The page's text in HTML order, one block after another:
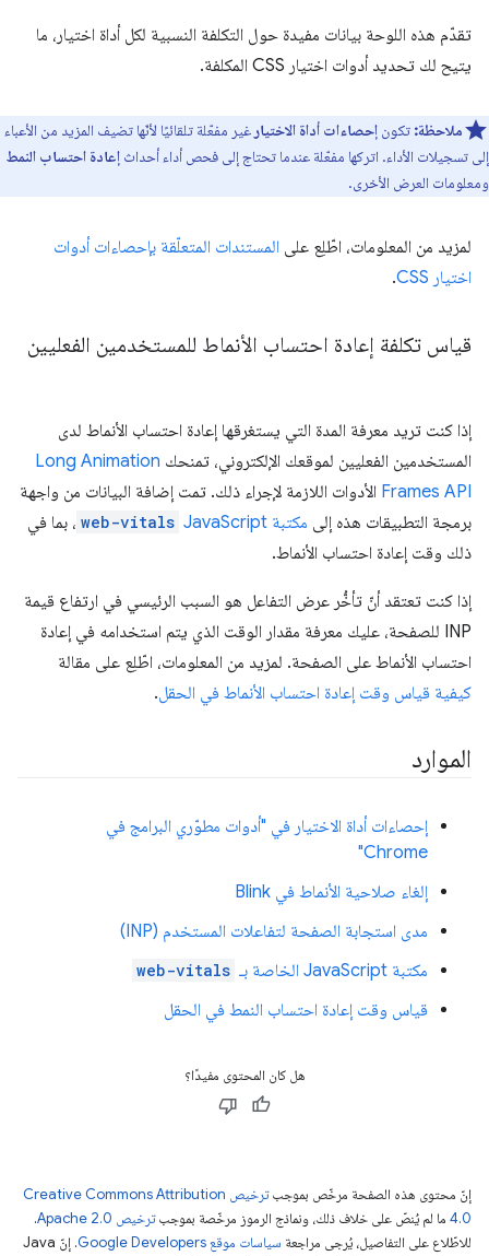
تقدّم هذه اللوحة بيانات مفيدة حول التكلفة النسبية لكل أداة اختيار، ما
يتيح لك تحديد أدوات اختيار CSS المكلفة.
ملاحظة: تكون إحصاءات أداة الاختيار غير مفعّلة تلقائيًا لأنّها تضيف المزيد من الأعباء
إلى تسجيلات الأداء. اتركها مفعّلة عندما تحتاج إلى فحص أداء أحداث إعادة احتساب النمط
ومعلومات العرض الأخرى.
لمزيد من المعلومات، اطّلِع على المستندات المتعلّقة بإحصاءات أدوات
اختيار CSS
.
قياس تكلفة إعادة احتساب الأنماط للمستخدمين الفعليين
إذا كنت تريد معرفة المدة التي يستغرقها إعادة احتساب الأنماط لدى
المستخدمين الفعليين لموقعك الإلكتروني، تمنحك Long Animation
Frames API الأدوات اللازمة لإجراء ذلك. تمت إضافة البيانات من واجهة
برمجة التطبيقات هذه إلى مكتبة JavaScript web-vitals ، بما في
ذلك وقت إعادة احتساب الأنماط.
إذا كنت تعتقد أنّ تأخُّر عرض التفاعل هو السبب الرئيسي في ارتفاع قيمة
INP للصفحة، عليك معرفة مقدار الوقت الذي يتم استخدامه في إعادة
احتساب الأنماط على الصفحة. لمزيد من المعلومات، اطّلِع على مقالة
كيفية قياس وقت إعادة احتساب الأنماط في الحقل.
الموارد
إحصاءات أداة الاختيار في "أدوات مطوّري البرامج في
Chrome"
إلغاء صلاحية الأنماط في Blink
مدى استجابة الصفحة لتفاعلات المستخدم (INP)
مكتبة JavaScript الخاصة بـ
web-vitals
قياس وقت إعادة احتساب النمط في الحقل
هل كان المحتوى مفيدًا؟
إنّ محتوى هذه الصفحة مرخّص بموجب
ترخيص Creative Commons Attribution
4.0‏ ما لم يُنصّ على خلاف ذلك، ونماذج الرموز مرخّصة بموجبترخيص Apache 2.0‏
.
للاطّلاع على التفاصيل، يُرجى مراجعة سياسات موقع Google Developers‏
. إنّ Java